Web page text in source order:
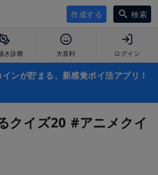
作成する 検索
き診断 大喜利 ログイン
ンが貯まる、新感覚ポイ活アプリ！
クイズ20 #アニメクイ